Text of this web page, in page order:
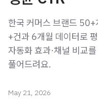
한국 커머스 브랜드
+건과 6개월 데이터로
자동화 효과·채널 비교
풀어드려요.
May 21, 2026